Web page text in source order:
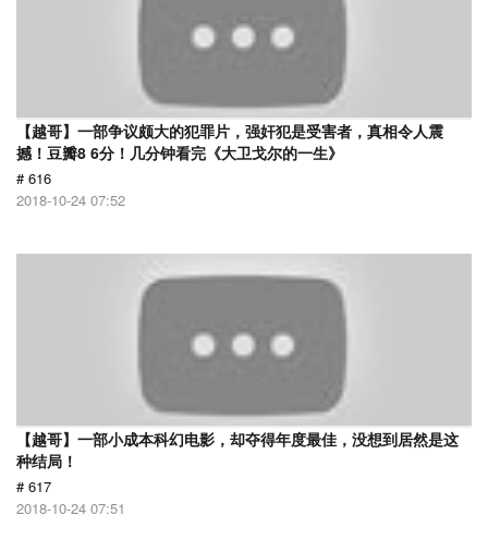
【越哥】一部争议颇大的犯罪片，强奸犯是受害者，真相令人震
撼！豆瓣8 6分！几分钟看完《大卫戈尔的一生》
# 616
2018-10-24 07:52
【越哥】一部小成本科幻电影，却夺得年度最佳，没想到居然是这
种结局！
# 617
2018-10-24 07:51